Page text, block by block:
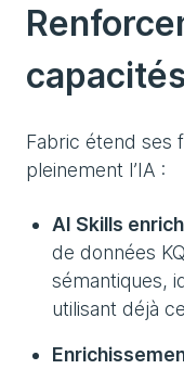
Fabric étend ses
pleinement l’IA :
AI Skills
de données
sémantiques,
utilisant déjà